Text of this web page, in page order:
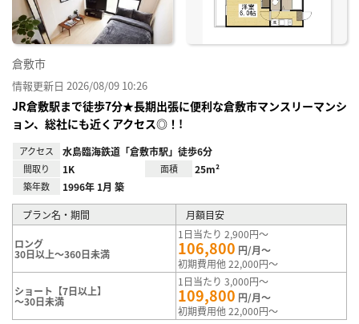
倉敷市
情報更新日 2026/08/09 10:26
JR倉敷駅まで徒歩7分★長期出張に便利な倉敷市マンスリーマンシ
ョン、総社にも近くアクセス◎！!
アクセス 水島臨海鉄道「倉敷市駅」徒歩6分
間取り 1K 面積 25m²
築年数 1996年 1月 築
プラン名・期間 月額目安
ロング
30日以上～360日未満
1日当たり 2,900円～
106,800 円/月～
初期費用他 22,000円～
ショート【7日以上】
～30日未満
1日当たり 3,000円～
109,800 円/月～
初期費用他 22,000円～